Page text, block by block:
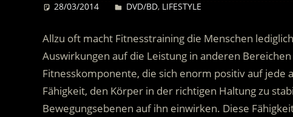
28/03/2014 Desiree
DVD/BD, LIFESTYLE
Allzu oft macht Fitnesstraining die Menschen
Auswirkungen auf die Leistung in anderen
Fitnesskomponente, die sich enorm positiv auf
Fähigkeit, den Körper in der richtigen Haltung zu
Bewegungsebenen auf ihn einwirken. Diese